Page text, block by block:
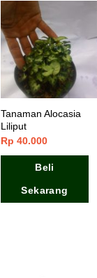
Tanaman Alocasia
Liliput
Rp 40.000
Beli
Sekarang